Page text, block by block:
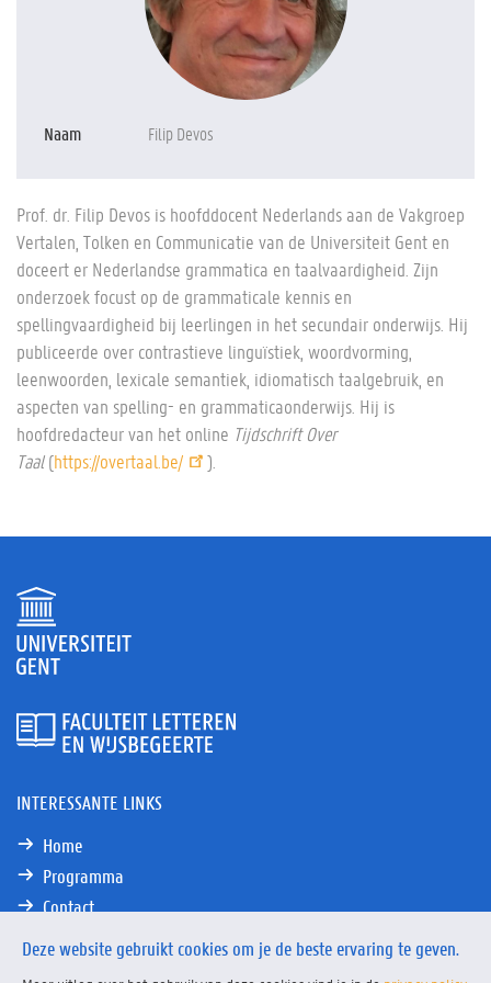
Naam Filip Devos
Prof. dr. Filip Devos is hoofddocent Nederlands aan de Vakgroep
Vertalen, Tolken en Communicatie van de Universiteit Gent en
doceert er Nederlandse grammatica en taalvaardigheid. Zijn
onderzoek focust op de grammaticale kennis en
spellingvaardigheid bij leerlingen in het secundair onderwijs. Hij
publiceerde over contrastieve linguïstiek, woordvorming,
leenwoorden, lexicale semantiek, idiomatisch taalgebruik, en
aspecten van spelling- en grammaticaonderwijs. Hij is
hoofdredacteur van het online Tijdschrift Over
Taal(https://overtaal.be/ ).
INTERESSANTE LINKS
Home
Programma
Contact
Deze website gebruikt cookies om je de beste ervaring te geven.